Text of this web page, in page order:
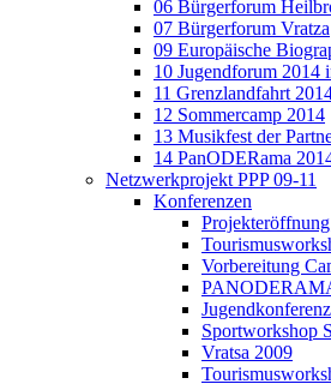
06 Bürgerforum
07 Bürgerforum Vratza
09 Europäische
10 Jugendforum 2014
11 Grenzlandfahrt
12 Sommercamp 2014
13 Musikfest der
14 PanODERama
Netzwerkprojekt PPP 09-11
Konferenzen
Vorbereitung
Sportworkshop
Vratsa 2009